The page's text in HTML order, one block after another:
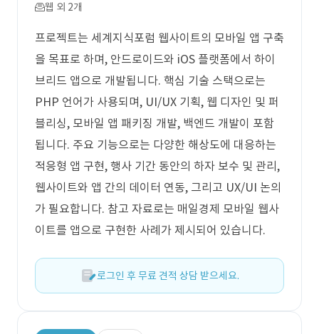
웹 외 2개
프로젝트는 세계지식포럼 웹사이트의 모바일 앱 구축
을 목표로 하며, 안드로이드와 iOS 플랫폼에서 하이
브리드 앱으로 개발됩니다. 핵심 기술 스택으로는
PHP 언어가 사용되며, UI/UX 기획, 웹 디자인 및 퍼
블리싱, 모바일 앱 패키징 개발, 백엔드 개발이 포함
됩니다. 주요 기능으로는 다양한 해상도에 대응하는
적응형 앱 구현, 행사 기간 동안의 하자 보수 및 관리,
웹사이트와 앱 간의 데이터 연동, 그리고 UX/UI 논의
가 필요합니다. 참고 자료로는 매일경제 모바일 웹사
이트를 앱으로 구현한 사례가 제시되어 있습니다.
로그인 후 무료 견적 상담 받으세요.